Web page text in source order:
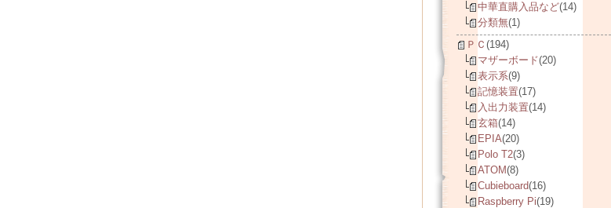
中華直購入品など(14)
分類無(1)
ＰＣ (194)
マザーボード(20)
表示系(9)
記憶装置(17)
入出力装置(14)
玄箱(14)
EPIA(20)
Polo T2(3)
ATOM(8)
Cubieboard(16)
Raspberry Pi(19)